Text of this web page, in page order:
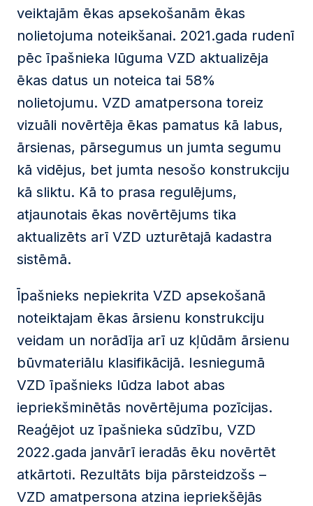
veiktajām ēkas apsekošanām ēkas
nolietojuma noteikšanai. 2021.gada rudenī
pēc īpašnieka lūguma VZD aktualizēja
ēkas datus un noteica tai 58%
nolietojumu. VZD amatpersona toreiz
vizuāli novērtēja ēkas pamatus kā labus,
ārsienas, pārsegumus un jumta segumu
kā vidējus, bet jumta nesošo konstrukciju
kā sliktu. Kā to prasa regulējums,
atjaunotais ēkas novērtējums tika
aktualizēts arī VZD uzturētajā kadastra
sistēmā.
Īpašnieks nepiekrita VZD apsekošanā
noteiktajam ēkas ārsienu konstrukciju
veidam un norādīja arī uz kļūdām ārsienu
būvmateriālu klasifikācijā. Iesniegumā
VZD īpašnieks lūdza labot abas
iepriekšminētās novērtējuma pozīcijas.
Reaģējot uz īpašnieka sūdzību, VZD
2022.gada janvārī ieradās ēku novērtēt
atkārtoti. Rezultāts bija pārsteidzošs –
VZD amatpersona atzina iepriekšējās